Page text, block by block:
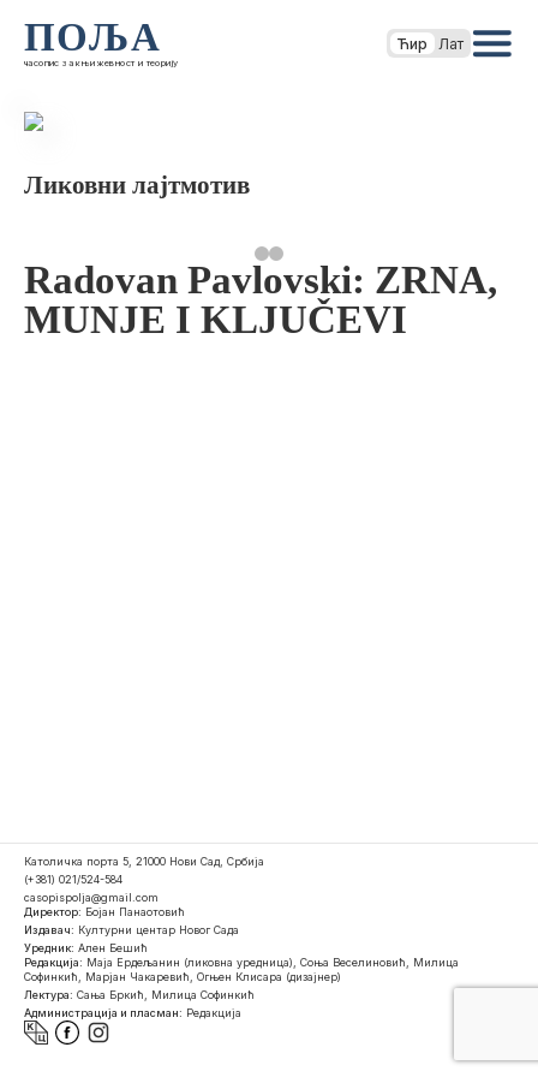
ПОЉА
часопис за књижевност и теорију
Ћир Лат
Ликовни лајтмотив
Radovan Pavlovski: ZRNA,
MUNJE I KLJUČEVI
Католичка порта 5, 21000 Нови Сад, Србија
(+381) 021/524-584
casopispolja@gmail.com
Директор: Бојан Панаотовић
Издавач: Културни центар Новог Сада
Уредник: Ален Бешић
Редакција: Маја Ердељанин (ликовна уредница), Соња Веселиновић, Милица
Софинкић, Марјан Чакаревић, Огњен Клисара (дизајнер)
Лектура: Сања Бркић, Милица Софинкић
Администрација и пласман: Редакција